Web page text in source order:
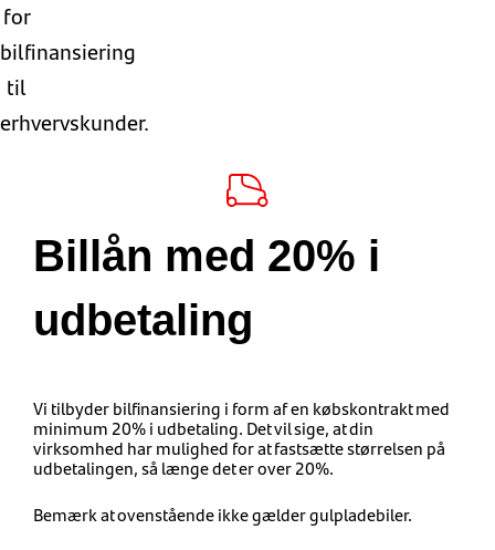
for
bilfinansiering
til
erhvervskunder.
Billån med 20% i
udbetaling
Vi tilbyder bilfinansiering i form af en købskontrakt med
minimum 20% i udbetaling​. Det vil sige, at din
virksomhed har mulighed for at fastsætte størrelsen på
udbetalingen, så længe det er over 20%.
Bemærk at ovenstående ikke gælder gulpladebiler.